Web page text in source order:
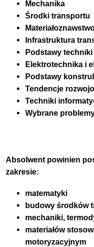
Mechanika
Środki transportu
Infrastruktura
Podstawy
Elektrotechnika i
Podstawy
Tendencje
Techniki
Wybrane
Absolwent powinien
zakresie:
matematyki
budowy środków
mechaniki,
materiałów
motoryzacyjnym